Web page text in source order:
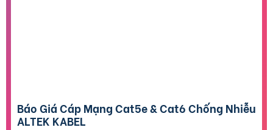
Báo Giá Cáp Mạng Cat5e & Cat6 Chống Nhiễu
ALTEK KABEL